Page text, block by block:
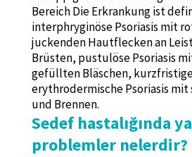
Bereich Die Erkrankung ist
interphryginöse Psoriasis mit
juckenden Hautflecken an
Brüsten, pustulöse Psoriasis
gefüllten Bläschen,
erythrodermische Psoriasis
und Brennen.
Sedef hastalığında
problemler nelerdir?